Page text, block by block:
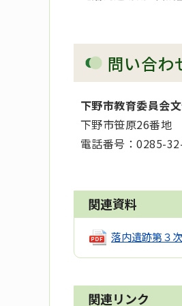
問い合わ
下野市教育委員会
下野市笹原26番地
電話番号：0285-
関連資料
落内遺跡第３
関連リンク